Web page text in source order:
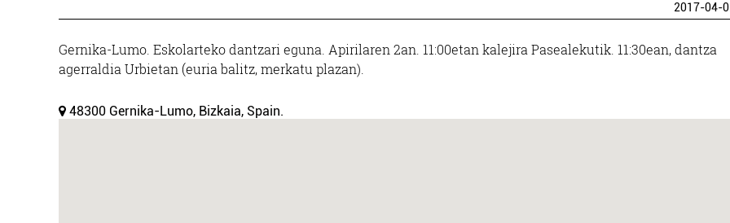
2017-04-
Gernika-Lumo. Eskolarteko dantzari eguna. Apirilaren 2an. 11:00etan kalejira Pasealekutik. 11:30ean, dantza
agerraldia Urbietan (euria balitz, merkatu plazan).
48300 Gernika-Lumo, Bizkaia, Spain.